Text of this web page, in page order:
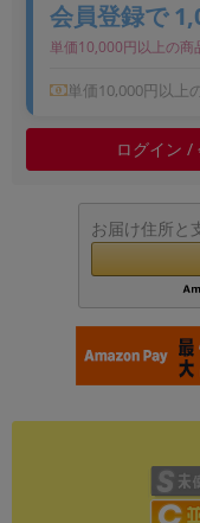
会員登録で
単価10,000円以上の商
単価10,000円以上
ログイン /
お届け住所と
価格
年
各項目のチェックボックスは「or検